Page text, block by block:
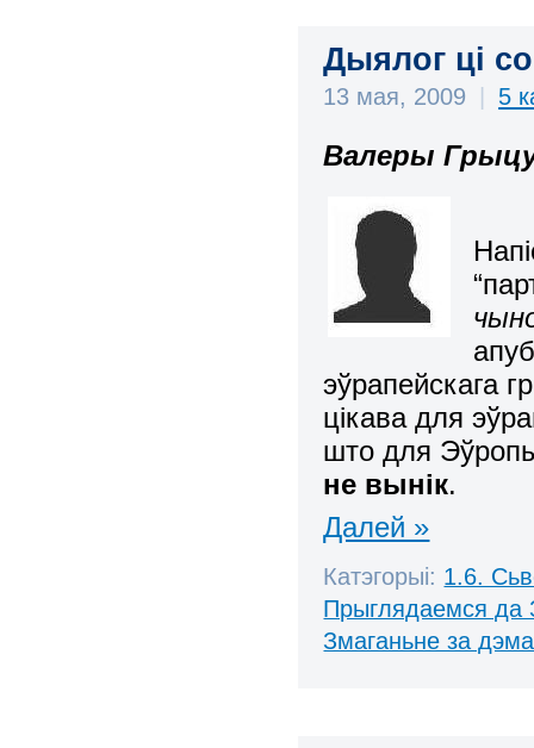
Дыялог ці
13 мая, 2009 5
Валеры
эўрапейскага
цікава для
што для
не вынік.
Далей »
Катэгорыі: 1.6.
Прыглядаемся да
Змаганьне за